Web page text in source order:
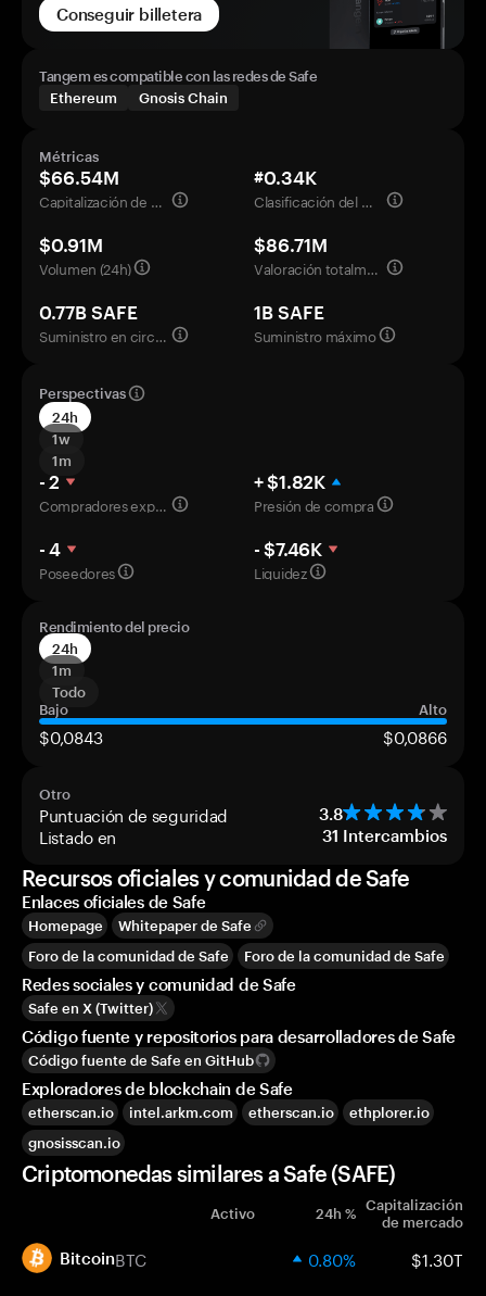
Conseguir billetera
Tangem es compatible con las redes de Safe
Ethereum
Gnosis Chain
Métricas
$66.54M
Capitalización de mercado
#0.34K
Clasificación del mercado
$0.91M
Volumen (24h)
$86.71M
Valoración totalmente diluida
0.77B SAFE
Suministro en circulación
1B SAFE
Suministro máximo
Perspectivas
24h
1w
1m
- 2
Compradores experimentados
+ $1.82K
Presión de compra
- 4
Poseedores
- $7.46K
Liquidez
Rendimiento del precio
24h
1m
Todo
Bajo
Alto
$0,0843 $0,0866
Otro
Puntuación de seguridad 3.8
Listado en 31 Intercambios
Recursos oficiales y comunidad de Safe
Enlaces oficiales de Safe
Homepage
Whitepaper de Safe
Foro de la comunidad de Safe
Foro de la comunidad de Safe
Redes sociales y comunidad de Safe
Safe en X (Twitter)
Código fuente y repositorios para desarrolladores de Safe
Código fuente de Safe en GitHub
Exploradores de blockchain de Safe
etherscan.io intel.arkm.com etherscan.io
ethplorer.io
gnosisscan.io
Criptomonedas similares a Safe (SAFE)
Activo 24h % Capitalización
de mercado
BitcoinBTC 0.80% $1.30T